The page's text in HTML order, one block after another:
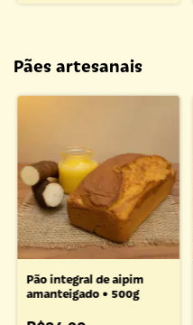
Pães artesanais
Pão integral de aipim
amanteigado • 500g